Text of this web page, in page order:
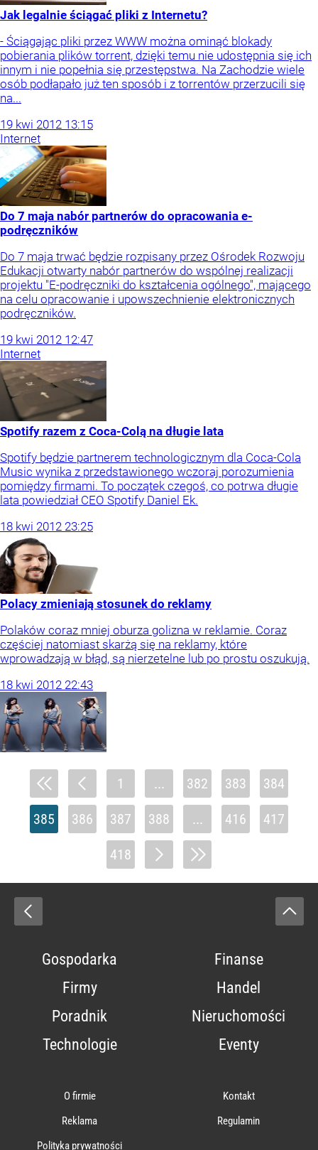
Jak legalnie ściągać pliki z Internetu?
- Ściągając pliki przez WWW można ominąć blokady
pobierania plików torrent, dzięki temu nie udostępnia się ich
innym i nie popełnia się przestępstwa. Na Zachodzie wiele
osób podłapało już ten sposób i z torrentów przerzucili się
na...
19 kwi 2012 13:15
Internet
Do 7 maja nabór partnerów do opracowania e-
podręczników
Do 7 maja trwać będzie rozpisany przez Ośrodek Rozwoju
Edukacji otwarty nabór partnerów do wspólnej realizacji
projektu "E-podręczniki do kształcenia ogólnego", mającego
na celu opracowanie i upowszechnienie elektronicznych
podręczników.
19 kwi 2012 12:47
Internet
Spotify razem z Coca-Colą na długie lata
Spotify będzie partnerem technologicznym dla Coca-Cola
Music wynika z przedstawionego wczoraj porozumienia
pomiędzy firmami. To początek czegoś, co potrwa długie
lata powiedział CEO Spotify Daniel Ek.
18 kwi 2012 23:25
Polacy zmieniają stosunek do reklamy
Polaków coraz mniej oburza golizna w reklamie. Coraz
częściej natomiast skarżą się na reklamy, które
wprowadzają w błąd, są nierzetelne lub po prostu oszukują.
18 kwi 2012 22:43
1 ... 382 383 384
385 386 387 388 ... 416 417
418
Gospodarka
Finanse
Firmy
Handel
Poradnik
Nieruchomości
Technologie
Eventy
O firmie
Kontakt
Reklama
Regulamin
Polityka prywatności